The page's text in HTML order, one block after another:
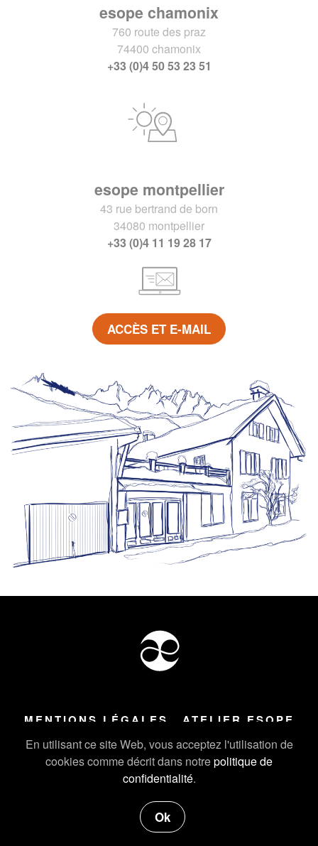
En utilisant ce site Web, vous acceptez l'utilisation de
cookies comme décrit dans notrepolitique de
confidentialité.
Ok
esope chamonix
760 route des praz
74400 chamonix
+33 (0)4 50 53 23 51
esope montpellier
43 rue bertrand de born
34080 montpellier
+33 (0)4 11 19 28 17
ACCÈS ET E-MAIL
MENTIONS LÉGALES ATELIER ESOPE